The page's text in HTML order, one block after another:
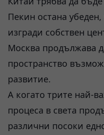
Пекин остана
изгради собствен
Москва продължава
пространство
развитие.
А когато трите най-
процеса в света
различни посоки